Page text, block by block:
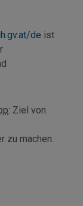
de ist
: Ziel von
zu machen.